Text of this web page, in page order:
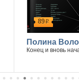
89р
Полина
Конец и вновь